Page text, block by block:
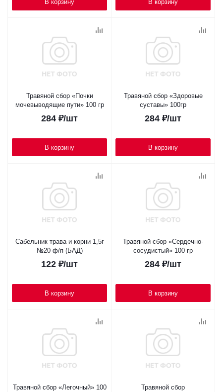
В корзину В корзину
Травяной сбор «Почки
мочевыводящие пути» 100 гр
284 ₽/шт
В корзину
Травяной сбор «Здоровые
суставы» 100гр
284 ₽/шт
В корзину
Сабельник трава и корни 1,5г
№20 ф/п (БАД)
122 ₽/шт
В корзину
Травяной сбор «Сердечно-
сосудистый» 100 гр
284 ₽/шт
В корзину
Травяной сбор «Легочный» 100
Травяной сбор